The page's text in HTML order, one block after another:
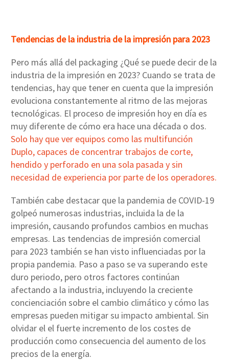
Tendencias de la industria de la impresión para 2023
Pero más allá del packaging ¿Qué se puede decir de la
industria de la impresión en 2023? Cuando se trata de
tendencias, hay que tener en cuenta que la impresión
evoluciona constantemente al ritmo de las mejoras
tecnológicas. El proceso de impresión hoy en día es
muy diferente de cómo era hace una década o dos.
Solo hay que ver equipos como las multifunción
Duplo, capaces de concentrar trabajos de corte,
hendido y perforado en una sola pasada y sin
necesidad de experiencia por parte de los operadores.
También cabe destacar que la pandemia de COVID-19
golpeó numerosas industrias, incluida la de la
impresión, causando profundos cambios en muchas
empresas. Las tendencias de impresión comercial
para 2023 también se han visto influenciadas por la
propia pandemia. Paso a paso se va superando este
duro periodo, pero otros factores continúan
afectando a la industria, incluyendo la creciente
concienciación sobre el cambio climático y cómo las
empresas pueden mitigar su impacto ambiental. Sin
olvidar el el fuerte incremento de los costes de
producción como consecuencia del aumento de los
precios de la energía.